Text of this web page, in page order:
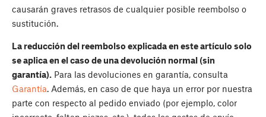
causarán graves retrasos de cualquier posible reembolso o
sustitución.
La reducción del reembolso explicada en este artículo solo
se aplica en el caso de una devolución normal (sin
garantía). Para las devoluciones en garantía, consulta
Garantía. Además, en caso de que haya un error por nuestra
parte con respecto al pedido enviado (por ejemplo, color